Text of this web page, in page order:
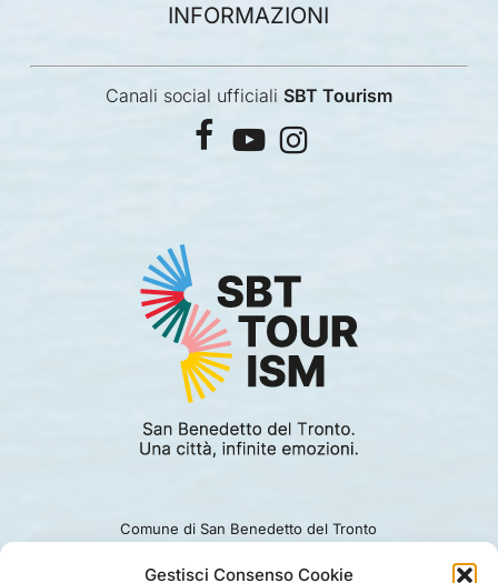
Gestisci Consenso Cookie
INFORMAZIONI
Canali social ufficiali SBT Tourism
facebook
youtubeinstagram
Comune di San Benedetto del Tronto
Ufficio turismo: 0735.794229